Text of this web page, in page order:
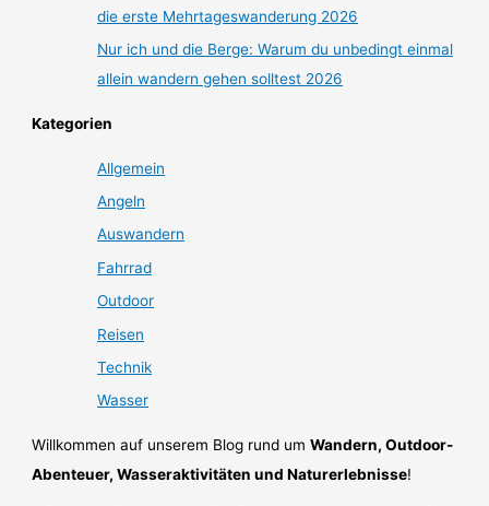
die erste Mehrtageswanderung 2026
Nur ich und die Berge: Warum du unbedingt einmal
allein wandern gehen solltest 2026
Kategorien
Allgemein
Angeln
Auswandern
Fahrrad
Outdoor
Reisen
Technik
Wasser
Willkommen auf unserem Blog rund umWandern, Outdoor-
Abenteuer, Wasseraktivitäten und Naturerlebnisse!